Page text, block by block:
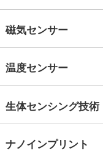
磁気センサー
温度センサー
生体センシング技術
ナノインプリント